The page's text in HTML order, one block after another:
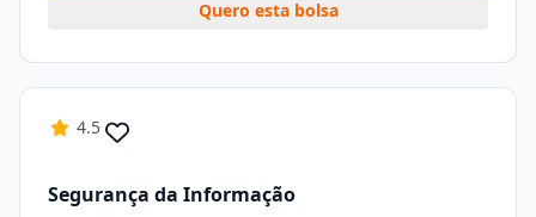
Quero esta bolsa
4.5
Segurança da Informação